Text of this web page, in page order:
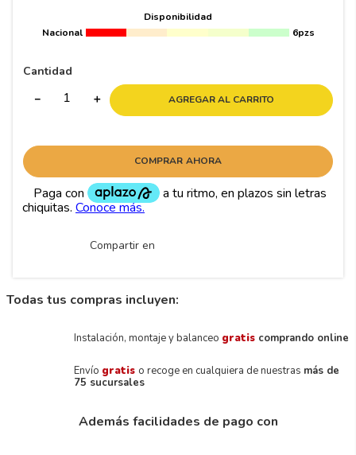
Disponibilidad
Nacional
6pzs
Cantidad
＋
－ AGREGAR AL CARRITO
COMPRAR AHORA
Compartir en
Todas tus compras incluyen:
Instalación, montaje y balanceo gratis comprando online
Envío gratis o recoge en cualquiera de nuestras más de
75 sucursales
Además facilidades de pago con